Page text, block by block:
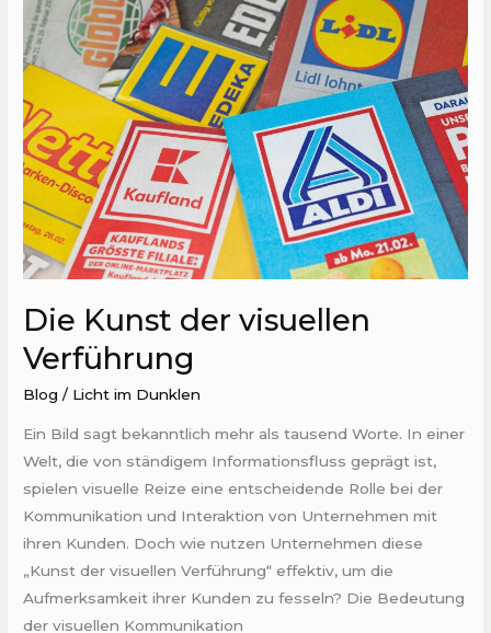
Die Kunst der visuellen
Verführung
Blog / Licht im Dunklen
Ein Bild sagt bekanntlich mehr als tausend Worte. In einer
Welt, die von ständigem Informationsfluss geprägt ist,
spielen visuelle Reize eine entscheidende Rolle bei der
Kommunikation und Interaktion von Unternehmen mit
ihren Kunden. Doch wie nutzen Unternehmen diese
„Kunst der visuellen Verführung“ effektiv, um die
Aufmerksamkeit ihrer Kunden zu fesseln? Die Bedeutung
der visuellen Kommunikation
Kunst
der
visuellen
Verführung